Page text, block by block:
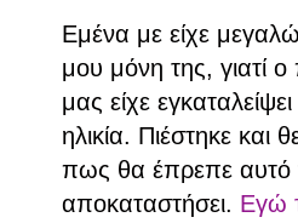
Εμένα με είχε
μου μόνη της, γιατί
μας είχε
ηλικία. Πιέστηκε και
πως θα έπρεπε αυτό
αποκαταστήσει. Εγώ